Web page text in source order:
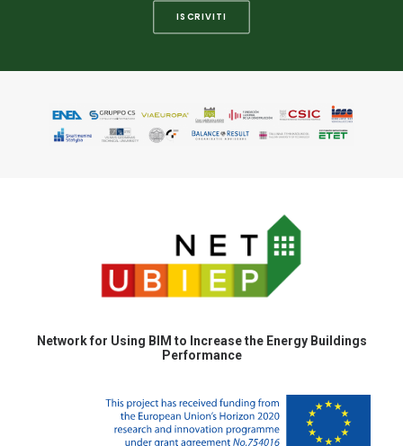
ISCRIVITI
Network for Using BIM to Increase the Energy Buildings
Performance